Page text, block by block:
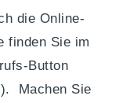
die Online-
finden Sie im
Button
Machen Sie